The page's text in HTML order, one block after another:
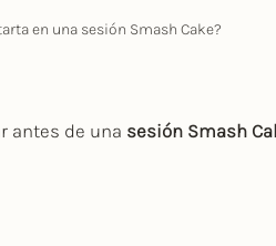
en una sesión Smash Cake?
antes de una sesión Smash